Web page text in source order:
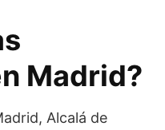
Madrid?
Alcalá de